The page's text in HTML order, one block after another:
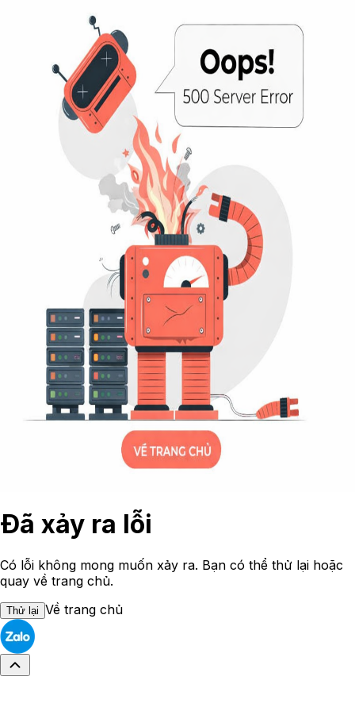
Đã xảy ra lỗi
Có lỗi không mong muốn xảy ra. Bạn có thể thử lại hoặc
quay về trang chủ.
Thử lại Về trang chủ